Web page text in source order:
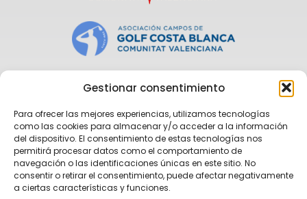
Gestionar consentimiento
Para ofrecer las mejores experiencias, utilizamos tecnologías
como las cookies para almacenar y/o acceder a la información
del dispositivo. El consentimiento de estas tecnologías nos
permitirá procesar datos como el comportamiento de
navegación o las identificaciones únicas en este sitio. No
consentir o retirar el consentimiento, puede afectar negativamente
a ciertas características y funciones.